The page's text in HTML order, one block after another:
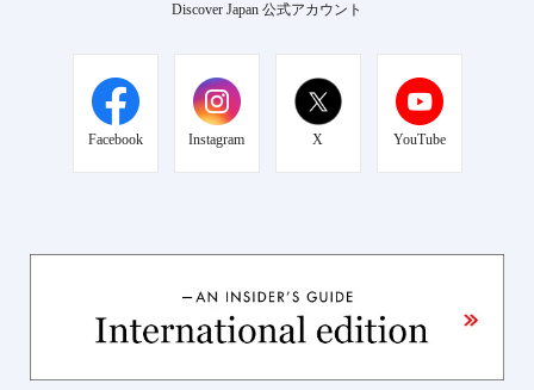
Discover Japan 公式アカウント
Facebook Instagram X YouTube